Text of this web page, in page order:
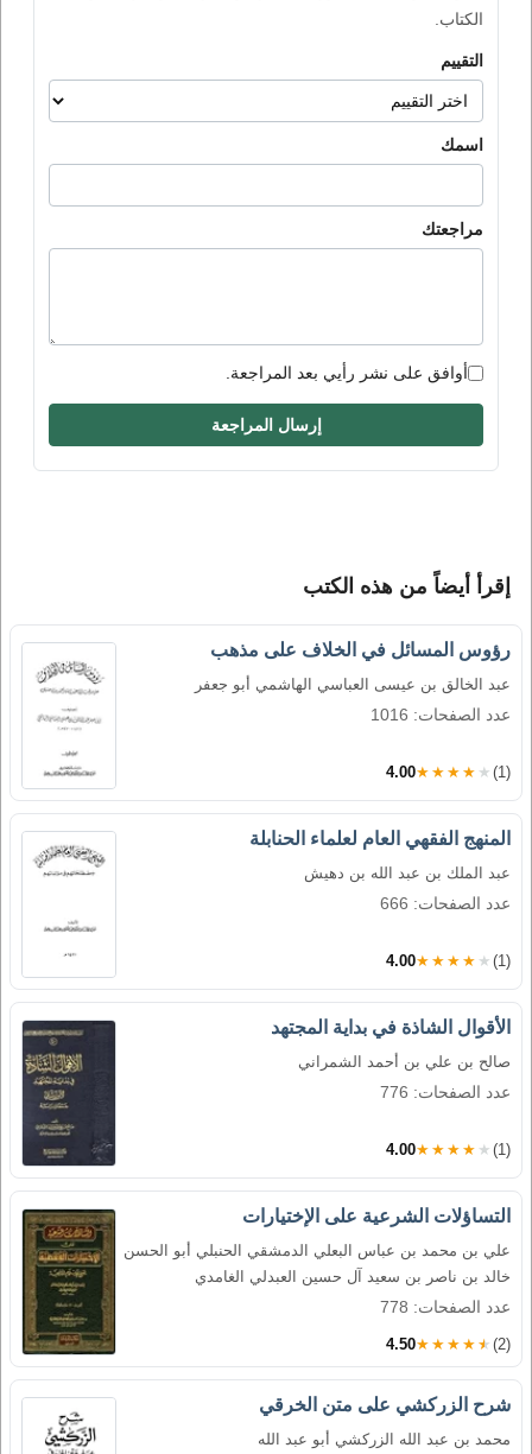
الكتاب.
التقييم
اسمك
مراجعتك
أوافق على نشر رأيي بعد المراجعة.
إرسال المراجعة
إقرأ أيضاً من هذه الكتب
رؤوس المسائل في الخلاف على مذهب
عبد الخالق بن عيسى العباسي الهاشمي أبو جعفر
عدد الصفحات: 1016
4.00★★★★★ (1)
المنهج الفقهي العام لعلماء الحنابلة
عبد الملك بن عبد الله بن دهيش
عدد الصفحات: 666
4.00★★★★★ (1)
الأقوال الشاذة في بداية المجتهد
صالح بن علي بن أحمد الشمراني
عدد الصفحات: 776
4.00★★★★★ (1)
التساؤلات الشرعية على الإختيارات
علي بن محمد بن عباس البعلي الدمشقي الحنبلي أبو الحسن
خالد بن ناصر بن سعيد آل حسين العبدلي الغامدي
عدد الصفحات: 778
4.50★★★★★ (2)
شرح الزركشي على متن الخرقي
محمد بن عبد الله الزركشي أبو عبد الله